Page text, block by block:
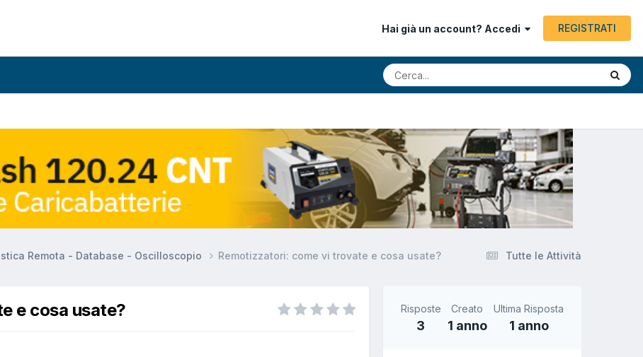
Hai già un account? Accedi REGISTRATI
Tutte le Attività
Remota - Database - Oscilloscopio Remotizzatori: come vi trovate e cosa usate?
e cosa usate? Risposte
3
Creato
1 anno
Ultima Risposta
1 anno